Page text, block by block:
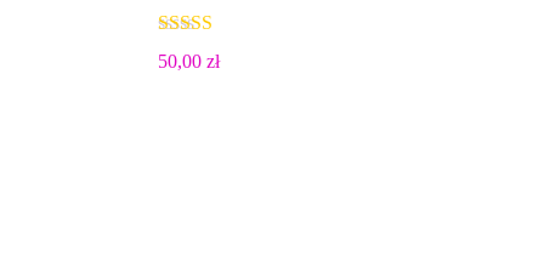
Oceniono
5.00na 5
50,00 zł